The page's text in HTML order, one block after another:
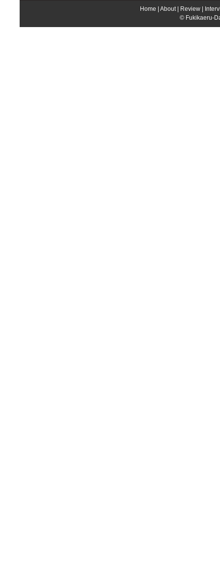
Home About| Review
© Fukikaeru-